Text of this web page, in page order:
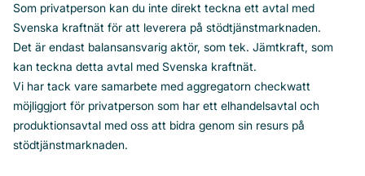
Som privatperson kan du inte direkt teckna ett avtal med
Svenska kraftnät för att leverera på stödtjänstmarknaden.
Det är endast balansansvarig aktör, som tek. Jämtkraft, som
kan teckna detta avtal med Svenska kraftnät.
Vi har tack vare samarbete med aggregatorn checkwatt
möjliggjort för privatperson som har ett elhandelsavtal och
produktionsavtal med oss att bidra genom sin resurs på
stödtjänstmarknaden.